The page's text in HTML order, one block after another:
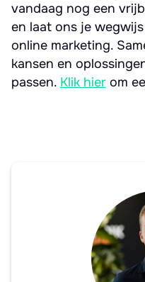
vandaag nog een
en laat ons je
online marketing.
kansen en
passen. Klik hier om